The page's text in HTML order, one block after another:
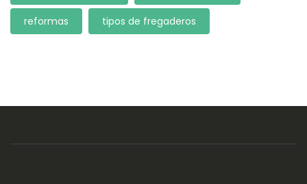
reformas tipos de fregaderos